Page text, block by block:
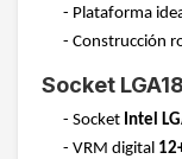
- Plataforma
- Construcción
Socket
- Socket Intel
- VRM digital